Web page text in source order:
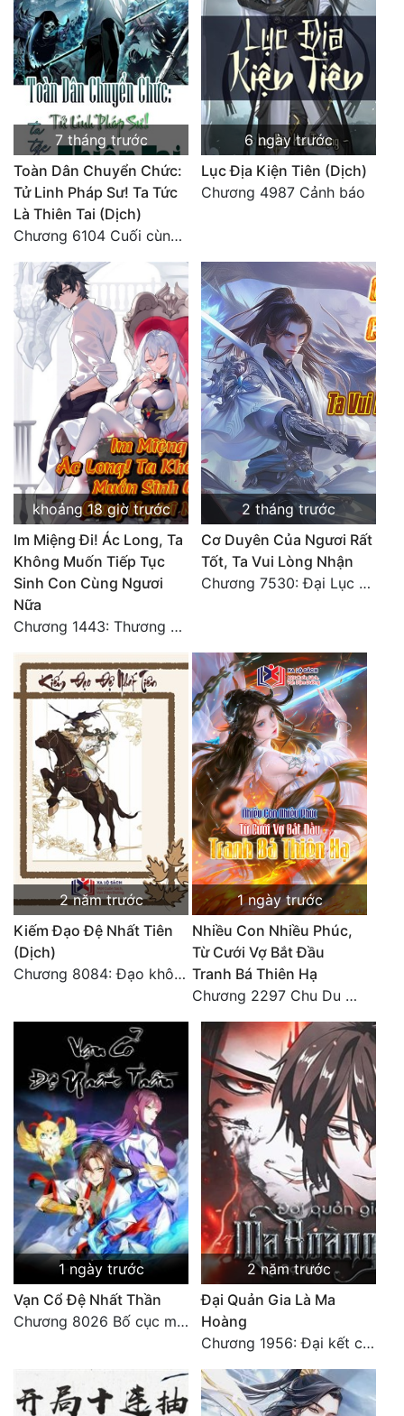
Quân Sự
Sảng Văn
Sủng
Thanh Xuân
Tiên Hiệp
Tiểu Thuyết
Trinh Thám
Triều Đấu
Trùng Sinh
Tu Chân
Tu Tiên
Tội Phạm
Vô Địch
Võ Hiệp
Võng Du
Xuyên Nhanh
Xuyên Sách
Xuyên Thư
Điền Văn
Đô Thị
Đông Phương
Đông Phương Huyền Huyễn
Đồng Nhân
Truyện Nam
Truyện Nữ
Vô Địch Lưu
Xây Dựng Thế Lực
Đam Mỹ
Đẹp
Đẹp Hiệp
Tính Cách Nhân Vật :
Sát Phạt Quyết Đoán
7 tháng trước
Toàn Dân Chuyển Chức:
Tử Linh Pháp Sư! Ta Tức
Là Thiên Tai (Dịch)
Chương 6104 Cuối cùng (HẾT)
6 ngày trước
Lục Địa Kiện Tiên (Dịch)
Chương 4987 Cảnh báo
khoảng 18 giờ trước
Im Miệng Đi! Ác Long, Ta
Không Muốn Tiếp Tục
Sinh Con Cùng Ngươi
Nữa
Chương 1443: Thương Hoành Vạn Vật (Cuối cùng)
2 tháng trước
Cơ Duyên Của Ngươi Rất
Tốt, Ta Vui Lòng Nhận
Chương 7530: Đại Lục Khởi Nguyên – Kiến Thành 71
2 năm trước
Kiếm Đạo Đệ Nhất Tiên
(Dịch)
Chương 8084: Đạo không bờ bến (Đại kết cục) (10)
1 ngày trước
Nhiều Con Nhiều Phúc,
Từ Cưới Vợ Bắt Đầu
Tranh Bá Thiên Hạ
Chương 2297 Chu Du Du mang thai
1 ngày trước
Vạn Cổ Đệ Nhất Thần
Chương 8026 Bố cục mới
2 năm trước
Đại Quản Gia Là Ma
Hoàng
Chương 1956: Đại kết cục